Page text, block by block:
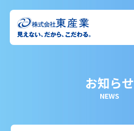
お知らせ
NEWS